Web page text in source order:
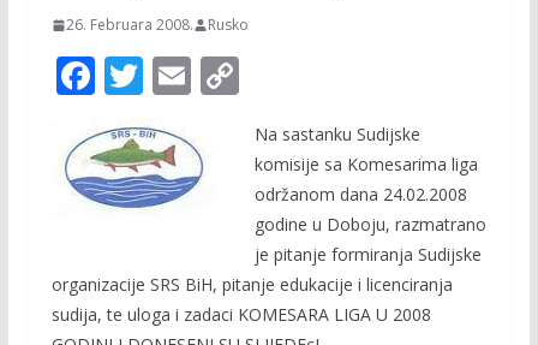
26. Februara 2008. Rusko
F
ac
e
b
o
k
T
w
itt
er
E
ai
l
C
p
y
Li
n
k
Na sastanku Sudijske
komisije sa Komesarima liga
održanom dana 24.02.2008
godine u Doboju, razmatrano
je pitanje formiranja Sudijske
organizacije SRS BiH, pitanje edukacije i licenciranja
sudija, te uloga i zadaci KOMESARA LIGA U 2008